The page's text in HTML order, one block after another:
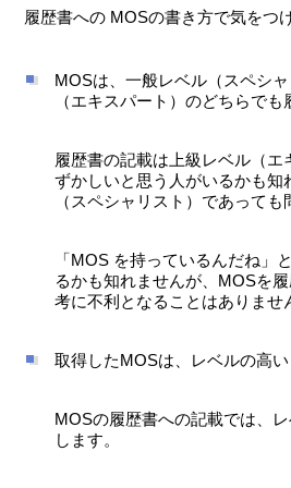
履歴書への MOSの書き方で気をつ
MOSは、一般レベル（スペシ
（エキスパート）のどちらで
履歴書の記載は上級レベル（
ずかしいと思う人がいるかも知
（スペシャリスト）であっても
「MOS を持っているんだね」
るかも知れませんが、MOSを
考に不利となることはありませ
取得したMOSは、レベルの高
MOSの履歴書への記載では、
します。